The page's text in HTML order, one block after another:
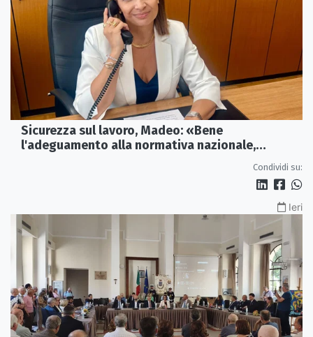
Sicurezza sul lavoro, Madeo: «Bene
l'adeguamento alla normativa nazionale,
Condividi su:
Ieri